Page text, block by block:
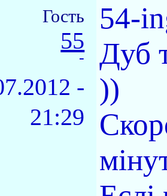
Гость
55
-
-
21:29
54-
Дуб
))